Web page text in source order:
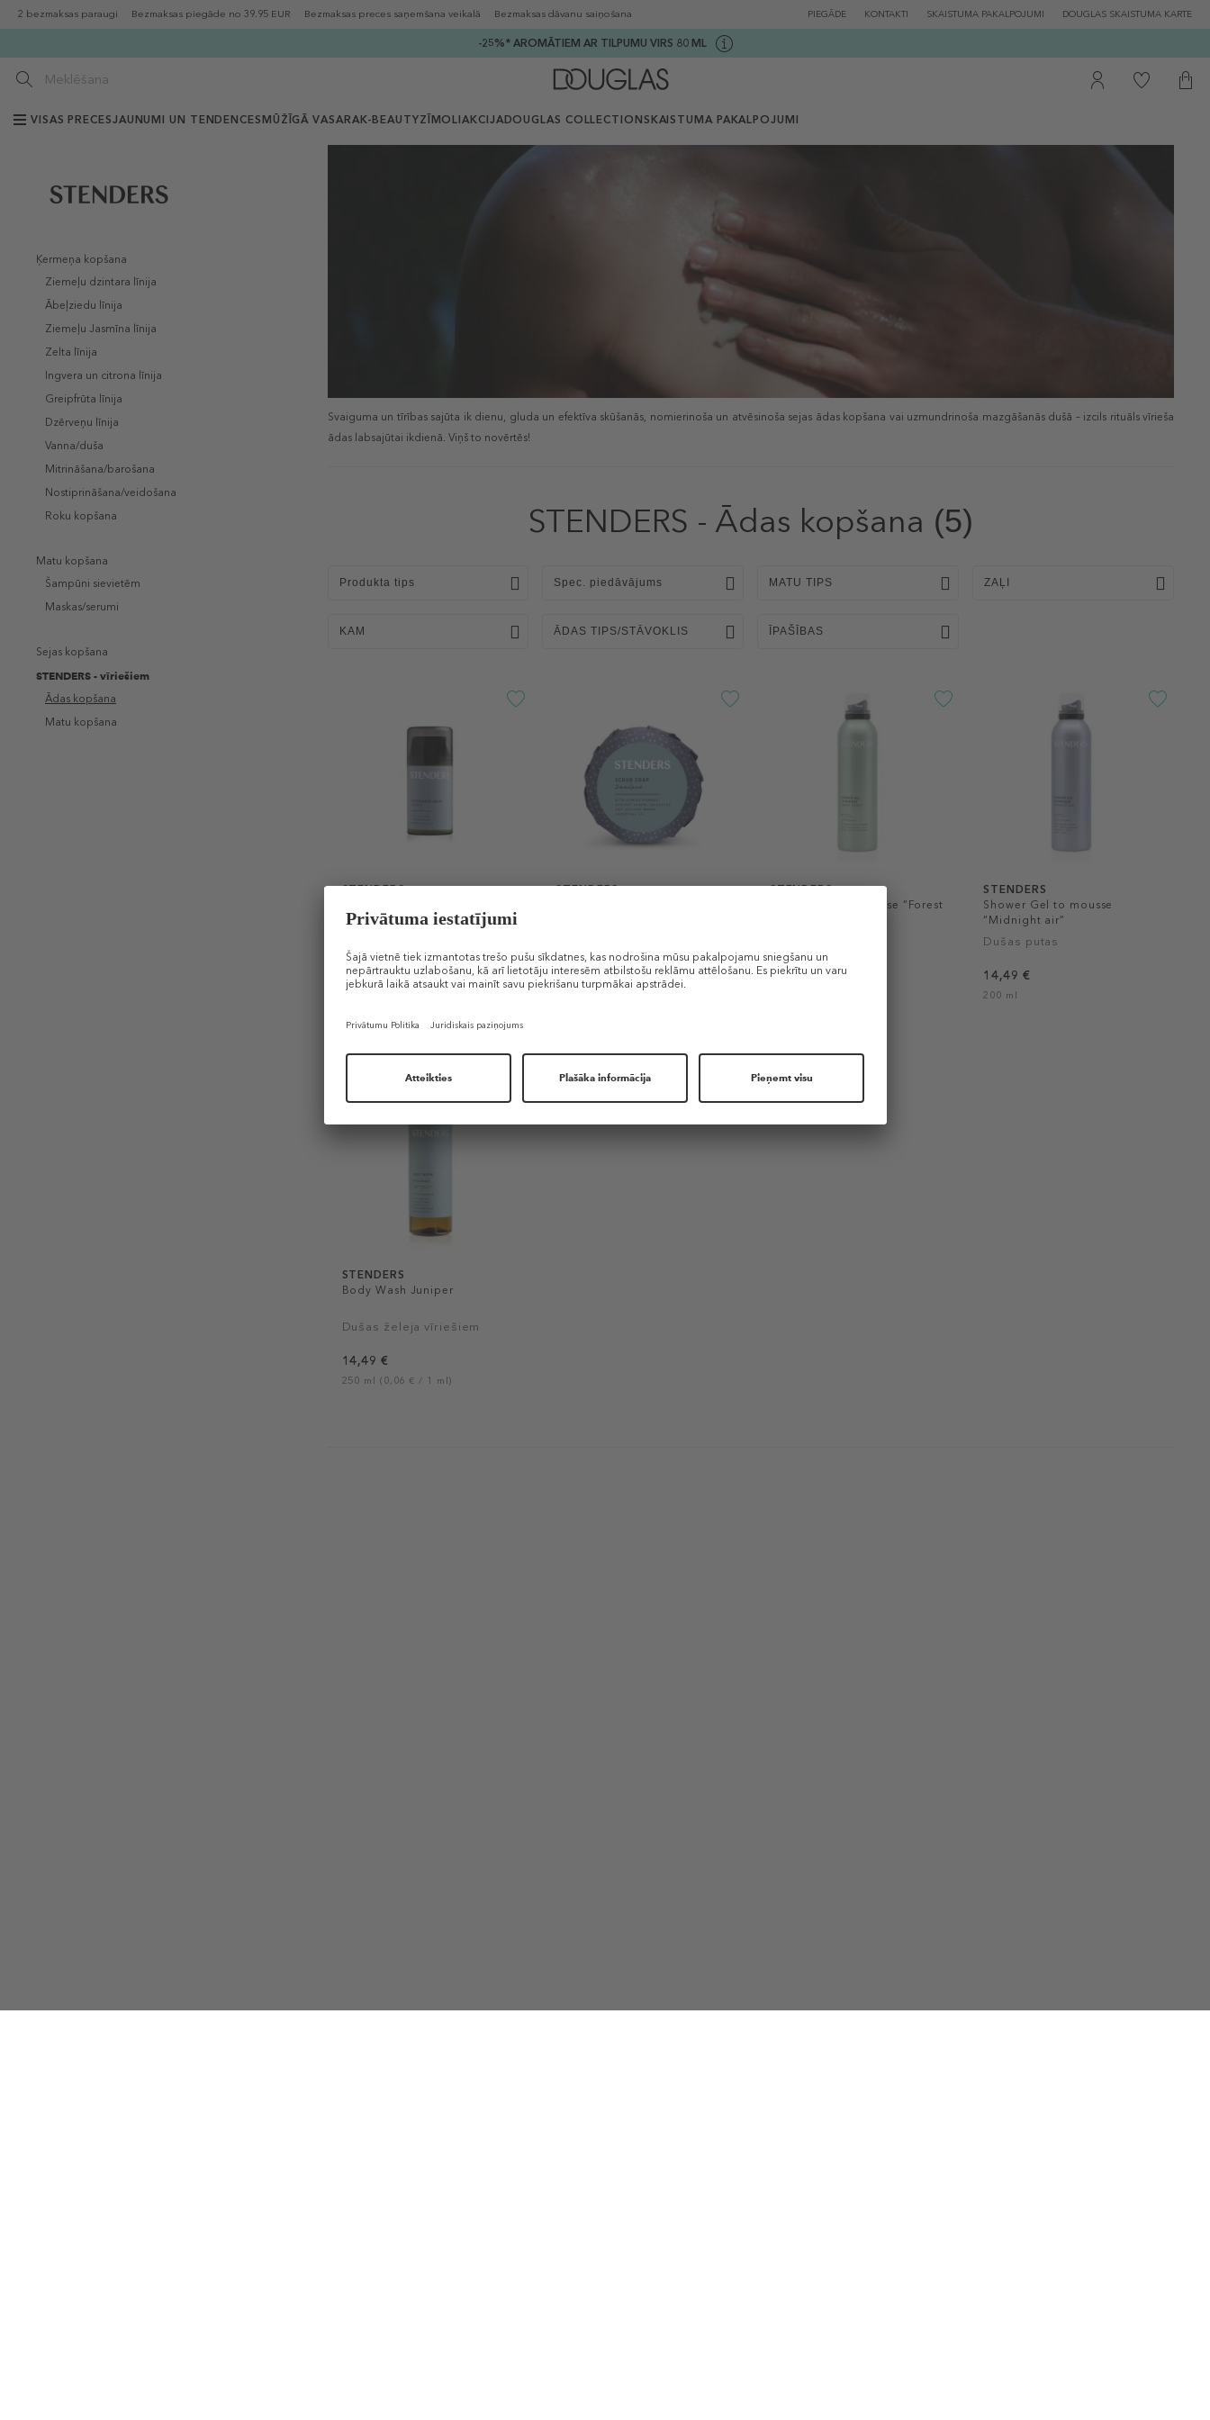
2 bezmaksas paraugi Bezmaksas piegāde no 39.95 EUR Bezmaksas preces saņemšana veikalā Bezmaksas dāvanu saiņošana PIEGĀDE KONTAKTI SKAISTUMA PAKALPOJUMI DOUGLAS SKAISTUMA KARTE
-25%* AROMĀTIEM AR TILPUMU VIRS 80 ML
VISAS PRECESJAUNUMI UN TENDENCES MŪŽĪGĀ VASARAK-BEAUTYZĪMOLIAKCIJADOUGLAS COLLECTION SKAISTUMA PAKALPOJUMI
Ķermeņa kopšana
Ziemeļu dzintara līnija
Ābeļziedu līnija
Ziemeļu Jasmīna līnija
Zelta līnija
Ingvera un citrona līnija
Greipfrūta līnija
Dzērveņu līnija
Vanna/duša
Mitrināšana/barošana
Nostiprināšana/veidošana
Roku kopšana
Matu kopšana
Šampūni sievietēm
Maskas/serumi
Sejas kopšana
STENDERS - vīriešiem
Ādas kopšana
Matu kopšana
Svaiguma un tīrības sajūta ik dienu, gluda un efektīva skūšanās, nomierinoša un atvēsinoša sejas ādas kopšana vai uzmundrinoša mazgāšanās dušā – izcils rituāls vīrieša
ādas labsajūtai ikdienā. Viņš to novērtēs!
STENDERS - Ādas kopšana (5)
Produkta tips Spec. piedāvājums MATU TIPS ZAĻI
KAM ĀDAS TIPS/STĀVOKLIS ĪPAŠĪBAS
STENDERS
“Kadiķoga”
17,49 €
STENDERS
Šobrīd nav
STENDERS
Shower Gel to mousse “Forest
14,49 €
STENDERS
Shower Gel to mousse
“Midnight air”
Dušas putas
14,49 €
200 ml
STENDERS
Body Wash Juniper
Dušas želeja vīriešiem
14,49 €
250 ml (0,06 € / 1 ml)